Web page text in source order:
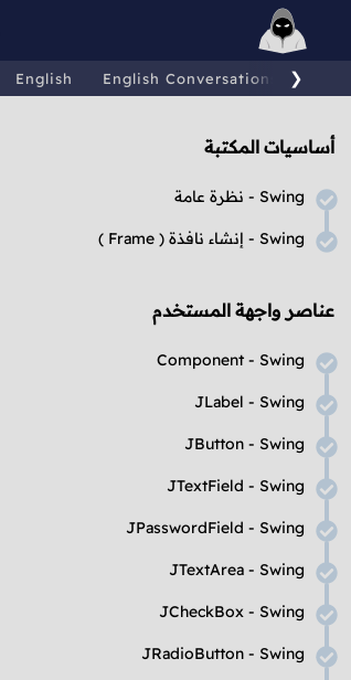
English English Conversations ❯
أساسيات المكتبة
Swing - نظرة عامة
Swing - إنشاء نافذة ( Frame )
عناصر واجهة المستخدم
Component - Swing
JLabel - Swing
JButton - Swing
JTextField - Swing
JPasswordField - Swing
JTextArea - Swing
JCheckBox - Swing
JRadioButton - Swing